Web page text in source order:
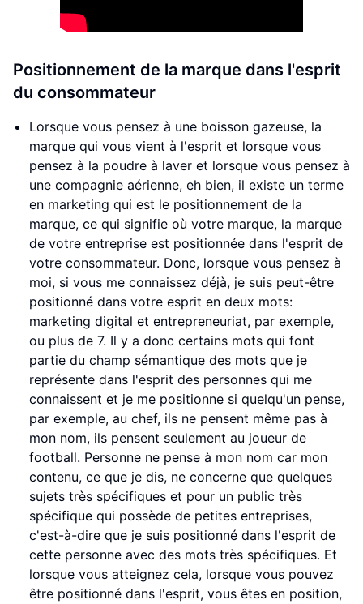
Positionnement de la marque dans l'esprit
du consommateur
Lorsque vous pensez à une boisson gazeuse, la
marque qui vous vient à l'esprit et lorsque vous
pensez à la poudre à laver et lorsque vous pensez à
une compagnie aérienne, eh bien, il existe un terme
en marketing qui est le positionnement de la
marque, ce qui signifie où votre marque, la marque
de votre entreprise est positionnée dans l'esprit de
votre consommateur. Donc, lorsque vous pensez à
moi, si vous me connaissez déjà, je suis peut-être
positionné dans votre esprit en deux mots:
marketing digital et entrepreneuriat, par exemple,
ou plus de 7. Il y a donc certains mots qui font
partie du champ sémantique des mots que je
représente dans l'esprit des personnes qui me
connaissent et je me positionne si quelqu'un pense,
par exemple, au chef, ils ne pensent même pas à
mon nom, ils pensent seulement au joueur de
football. Personne ne pense à mon nom car mon
contenu, ce que je dis, ne concerne que quelques
sujets très spécifiques et pour un public très
spécifique qui possède de petites entreprises,
c'est-à-dire que je suis positionné dans l'esprit de
cette personne avec des mots très spécifiques. Et
lorsque vous atteignez cela, lorsque vous pouvez
être positionné dans l'esprit, vous êtes en position,